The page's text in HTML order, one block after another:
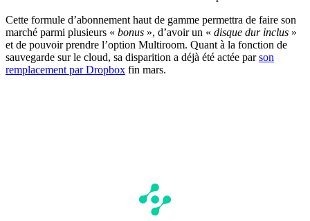
Cette formule d’abonnement haut de gamme permettra de faire son
marché parmi plusieurs « bonus », d’avoir un « disque dur inclus »
et de pouvoir prendre l’option Multiroom. Quant à la fonction de
sauvegarde sur le cloud, sa disparition a déjà été actée parson
remplacement par Dropbox fin mars.